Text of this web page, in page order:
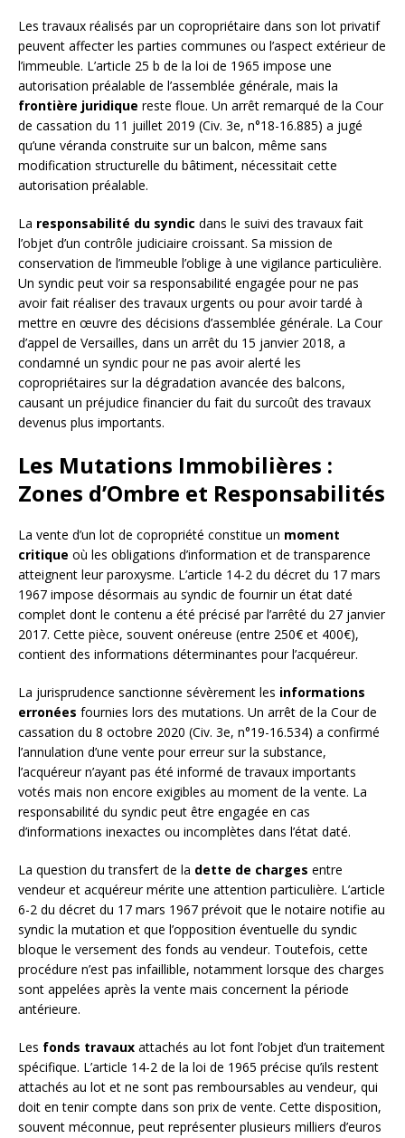
Les travaux réalisés par un copropriétaire dans son lot privatif
peuvent affecter les parties communes ou l’aspect extérieur de
l’immeuble. L’article 25 b de la loi de 1965 impose une
autorisation préalable de l’assemblée générale, mais la
frontière juridique reste floue. Un arrêt remarqué de la Cour
de cassation du 11 juillet 2019 (Civ. 3e, n°18-16.885) a jugé
qu’une véranda construite sur un balcon, même sans
modification structurelle du bâtiment, nécessitait cette
autorisation préalable.
La responsabilité du syndic dans le suivi des travaux fait
l’objet d’un contrôle judiciaire croissant. Sa mission de
conservation de l’immeuble l’oblige à une vigilance particulière.
Un syndic peut voir sa responsabilité engagée pour ne pas
avoir fait réaliser des travaux urgents ou pour avoir tardé à
mettre en œuvre des décisions d’assemblée générale. La Cour
d’appel de Versailles, dans un arrêt du 15 janvier 2018, a
condamné un syndic pour ne pas avoir alerté les
copropriétaires sur la dégradation avancée des balcons,
causant un préjudice financier du fait du surcoût des travaux
devenus plus importants.
Les Mutations Immobilières :
Zones d’Ombre et Responsabilités
La vente d’un lot de copropriété constitue un moment
critique où les obligations d’information et de transparence
atteignent leur paroxysme. L’article 14-2 du décret du 17 mars
1967 impose désormais au syndic de fournir un état daté
complet dont le contenu a été précisé par l’arrêté du 27 janvier
2017. Cette pièce, souvent onéreuse (entre 250€ et 400€),
contient des informations déterminantes pour l’acquéreur.
La jurisprudence sanctionne sévèrement les informations
erronées fournies lors des mutations. Un arrêt de la Cour de
cassation du 8 octobre 2020 (Civ. 3e, n°19-16.534) a confirmé
l’annulation d’une vente pour erreur sur la substance,
l’acquéreur n’ayant pas été informé de travaux importants
votés mais non encore exigibles au moment de la vente. La
responsabilité du syndic peut être engagée en cas
d’informations inexactes ou incomplètes dans l’état daté.
La question du transfert de la dette de charges entre
vendeur et acquéreur mérite une attention particulière. L’article
6-2 du décret du 17 mars 1967 prévoit que le notaire notifie au
syndic la mutation et que l’opposition éventuelle du syndic
bloque le versement des fonds au vendeur. Toutefois, cette
procédure n’est pas infaillible, notamment lorsque des charges
sont appelées après la vente mais concernent la période
antérieure.
Les fonds travaux attachés au lot font l’objet d’un traitement
spécifique. L’article 14-2 de la loi de 1965 précise qu’ils restent
attachés au lot et ne sont pas remboursables au vendeur, qui
doit en tenir compte dans son prix de vente. Cette disposition,
souvent méconnue, peut représenter plusieurs milliers d’euros